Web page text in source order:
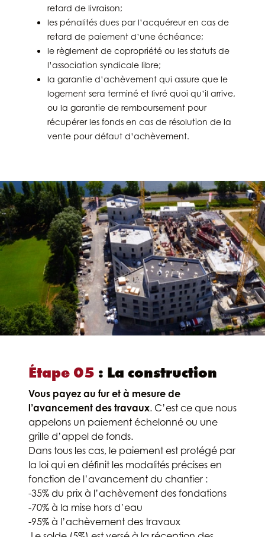
retard de livraison;
les pénalités dues par l’acquéreur en cas de
retard de paiement d’une échéance;
le règlement de copropriété ou les statuts de
l’association syndicale libre;
la garantie d’achèvement qui assure que le
logement sera terminé et livré quoi qu’il arrive,
ou la garantie de remboursement pour
récupérer les fonds en cas de résolution de la
vente pour défaut d’achèvement.
Étape 05 : La construction
Vous payez au fur et à mesure de
l’avancement des travaux. C’est ce que nous
appelons un paiement échelonné ou une
grille d’appel de fonds.
Dans tous les cas, le paiement est protégé par
la loi qui en définit les modalités précises en
fonction de l’avancement du chantier :
-35% du prix à l’achèvement des fondations
-70% à la mise hors d’eau
-95% à l’achèvement des travaux